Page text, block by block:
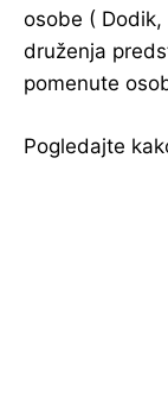
osobe (
druženja
pomenute
Pogledajte